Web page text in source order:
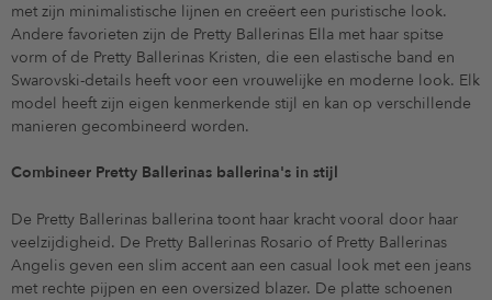
met zijn minimalistische lijnen en creëert een puristische look.
Andere favorieten zijn de Pretty Ballerinas Ella met haar spitse
vorm of de Pretty Ballerinas Kristen, die een elastische band en
Swarovski-details heeft voor een vrouwelijke en moderne look. Elk
model heeft zijn eigen kenmerkende stijl en kan op verschillende
manieren gecombineerd worden.
Combineer Pretty Ballerinas ballerina's in stijl
De Pretty Ballerinas ballerina toont haar kracht vooral door haar
veelzijdigheid. De Pretty Ballerinas Rosario of Pretty Ballerinas
Angelis geven een slim accent aan een casual look met een jeans
met rechte pijpen en een oversized blazer. De platte schoenen